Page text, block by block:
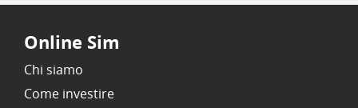
Online Sim
Chi siamo
Come investire